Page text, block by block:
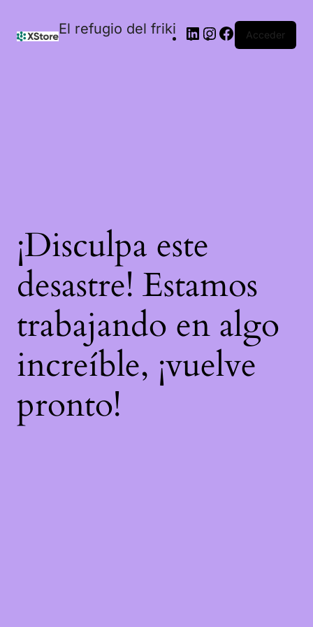
El refugio del friki Acceder
¡Disculpa este
desastre! Estamos
trabajando en algo
increíble, ¡vuelve
pronto!